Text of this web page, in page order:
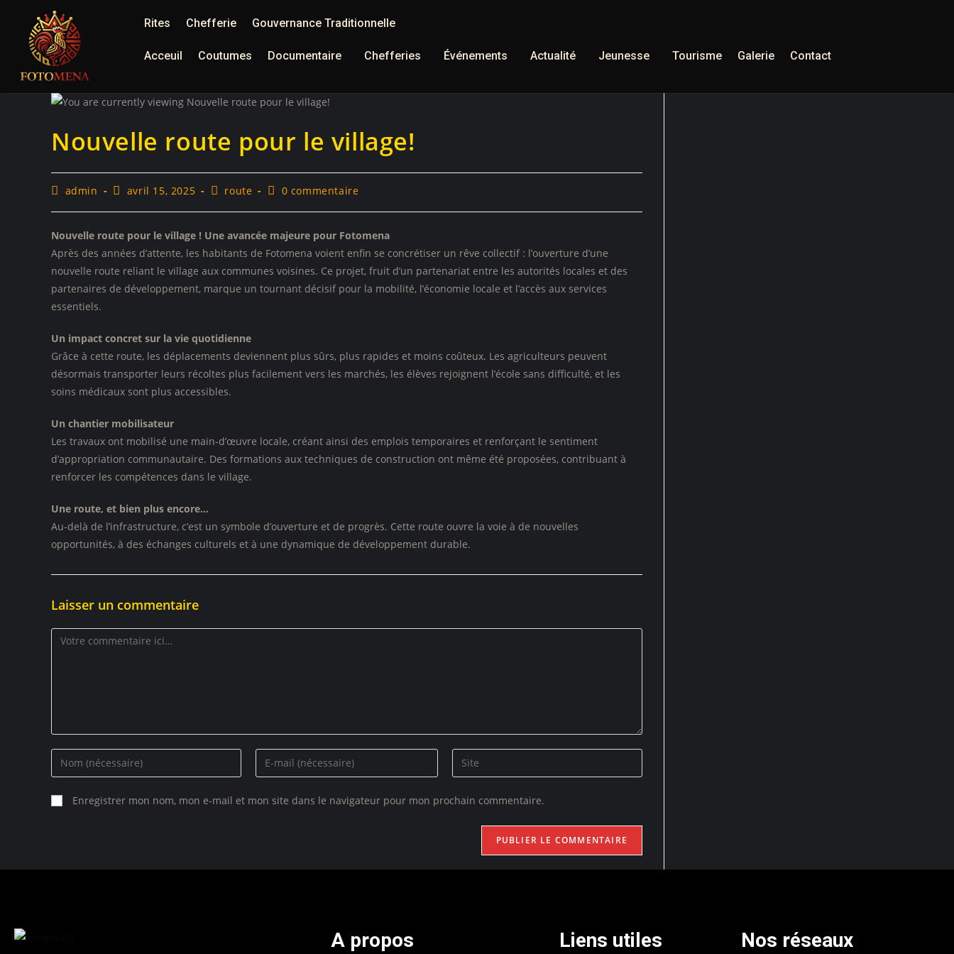
Rites Chefferie Gouvernance Traditionnelle
Acceuil Coutumes Documentaire Chefferies Événements Actualité Jeunesse Tourisme Galerie Contact
Nouvelle route pour le village!
admin avril 15, 2025 route 0 commentaire
Nouvelle route pour le village ! Une avancée majeure pour Fotomena
Après des années d’attente, les habitants de Fotomena voient enfin se concrétiser un rêve collectif : l’ouverture d’une
nouvelle route reliant le village aux communes voisines. Ce projet, fruit d’un partenariat entre les autorités locales et des
partenaires de développement, marque un tournant décisif pour la mobilité, l’économie locale et l’accès aux services
essentiels.
Un impact concret sur la vie quotidienne
Grâce à cette route, les déplacements deviennent plus sûrs, plus rapides et moins coûteux. Les agriculteurs peuvent
désormais transporter leurs récoltes plus facilement vers les marchés, les élèves rejoignent l’école sans difficulté, et les
soins médicaux sont plus accessibles.
Un chantier mobilisateur
Les travaux ont mobilisé une main-d’œuvre locale, créant ainsi des emplois temporaires et renforçant le sentiment
d’appropriation communautaire. Des formations aux techniques de construction ont même été proposées, contribuant à
renforcer les compétences dans le village.
Une route, et bien plus encore…
Au-delà de l’infrastructure, c’est un symbole d’ouverture et de progrès. Cette route ouvre la voie à de nouvelles
opportunités, à des échanges culturels et à une dynamique de développement durable.
Laisser un commentaire
Enregistrer mon nom, mon e-mail et mon site dans le navigateur pour mon prochain commentaire.
A propos Liens utiles Nos réseaux